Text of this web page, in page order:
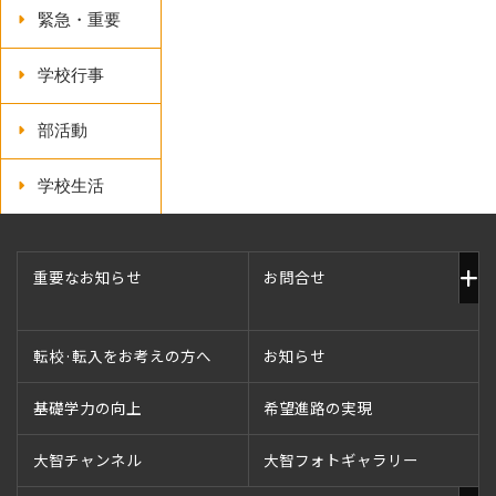
緊急・重要
学校行事
部活動
学校生活
重要なお知らせ お問合せ
転校·転入をお考えの方へ お知らせ
基礎学力の向上 希望進路の実現
大智チャンネル 大智フォトギャラリー